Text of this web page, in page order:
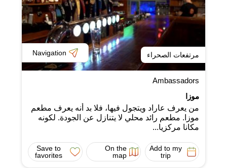
مرتفعات الصحراء Navigation
Ambassadors
موزا
من يعرف عاراد ويتجول فيها، فلا بد أنه يعرف مطعم
موزا. مطعم رائد محلي لا يتنازل عن الجودة. لكونه
مكانا مركزيا...
Add to my
trip
On the
map
Save to
favorites